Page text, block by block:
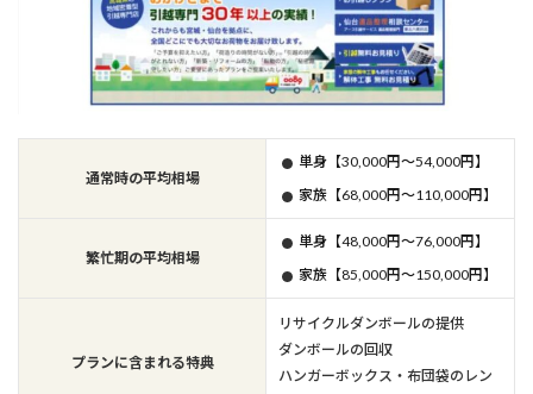
通常時の平均相場
単身【30,000円～54,000円】
家族【68,000円～110,000円】
繁忙期の平均相場
単身【48,000円～76,000円】
家族【85,000円～150,000円】
プランに含まれる特典
リサイクルダンボールの提供
ダンボールの回収
ハンガーボックス・布団袋のレン